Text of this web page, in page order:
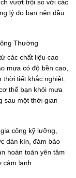
vượt trội so với các
lý do bạn nên đầu
Thường
các chất liệu cao
mưa có độ bền cao,
tiết khắc nghiệt.
thể bạn khỏi mưa
sau một thời gian
công kỹ lưỡng,
dán kín, đảm bảo
hoàn toàn yên tâm
cảm lạnh.